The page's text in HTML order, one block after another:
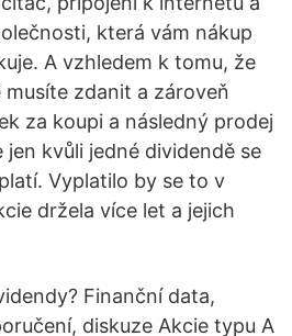
která vám nákup
A vzhledem k tomu, že
zdanit a zároveň
za koupi a následný prodej
jen kvůli jedné dividendě se
Vyplatilo by se to v
držela více let a jejich
Finanční data,
diskuze Akcie typu A